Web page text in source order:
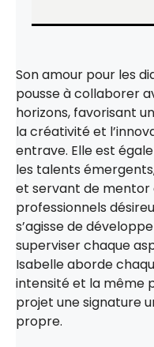
Son amour pour les
pousse à collaborer
horizons, favorisant
la créativité et
entrave. Elle est
les talents
et servant de mentor
professionnels
s’agisse de
superviser chaque
Isabelle aborde
intensité et la même
projet une signature
propre.